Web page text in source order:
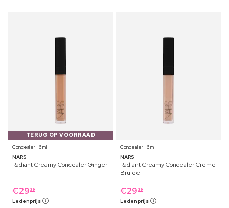
TERUG OP VOORRAAD
Concealer ⋅ 6 ml
NARS
Radiant Creamy Concealer Ginger
€29 39
Ledenprijs
Concealer ⋅ 6 ml
NARS
Radiant Creamy Concealer Crème
Brulee
€29 39
Ledenprijs